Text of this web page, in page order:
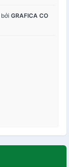
bởi GRAFICA CO